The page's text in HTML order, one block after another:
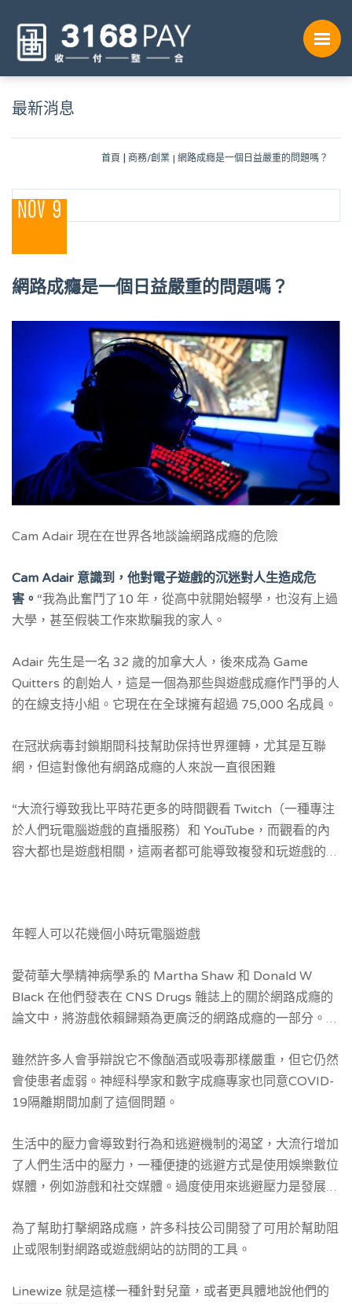
最新消息
首頁 商務/創業 網路成癮是一個日益嚴重的問題嗎？
NOV 9
網路成癮是一個日益嚴重的問題嗎？
Cam Adair 現在在世界各地談論網路成癮的危險
Cam Adair 意識到，他對電子遊戲的沉迷對人生造成危
害。 “我為此奮鬥了10 年，從高中就開始輟學，也沒有上過
大學，甚至假裝工作來欺騙我的家人。
Adair 先生是一名 32 歲的加拿大人，後來成為 Game
Quitters 的創始人，這是一個為那些與遊戲成癮作鬥爭的人
的在線支持小組。它現在在全球擁有超過 75,000 名成員。
在冠狀病毒封鎖期間科技幫助保持世界運轉，尤其是互聯
網，但這對像他有網路成癮的人來說一直很困難
“大流行導致我比平時花更多的時間觀看 Twitch（一種專注
於人們玩電腦遊戲的直播服務）和 YouTube，而觀看的內
容大都也是遊戲相關，這兩者都可能導致複發和玩遊戲的強
年輕人可以花幾個小時玩電腦遊戲
愛荷華大學精神病學系的 Martha Shaw 和 Donald W
Black 在他們發表在 CNS Drugs 雜誌上的關於網路成癮的
論文中，將游戲依賴歸類為更廣泛的網路成癮的一部分。該
問的過度或控制不佳的衝動或行為。
雖然許多人會爭辯說它不像酗酒或吸毒那樣嚴重，但它仍然
會使患者虛弱。神經科學家和數字成癮專家也同意COVID-
19隔離期間加劇了這個問題。
生活中的壓力會導致對行為和逃避機制的渴望，大流行增加
了人們生活中的壓力，一種便捷的逃避方式是使用娛樂數位
媒體，例如游戲和社交媒體。過度使用來逃避壓力是發展成
為了幫助打擊網路成癮，許多科技公司開發了可用於幫助阻
止或限制對網路或遊戲網站的訪問的工具。
Linewize 就是這樣一種針對兒童，或者更具體地說他們的